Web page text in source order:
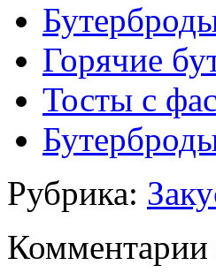
Горячие
Тосты с
Рубрика: